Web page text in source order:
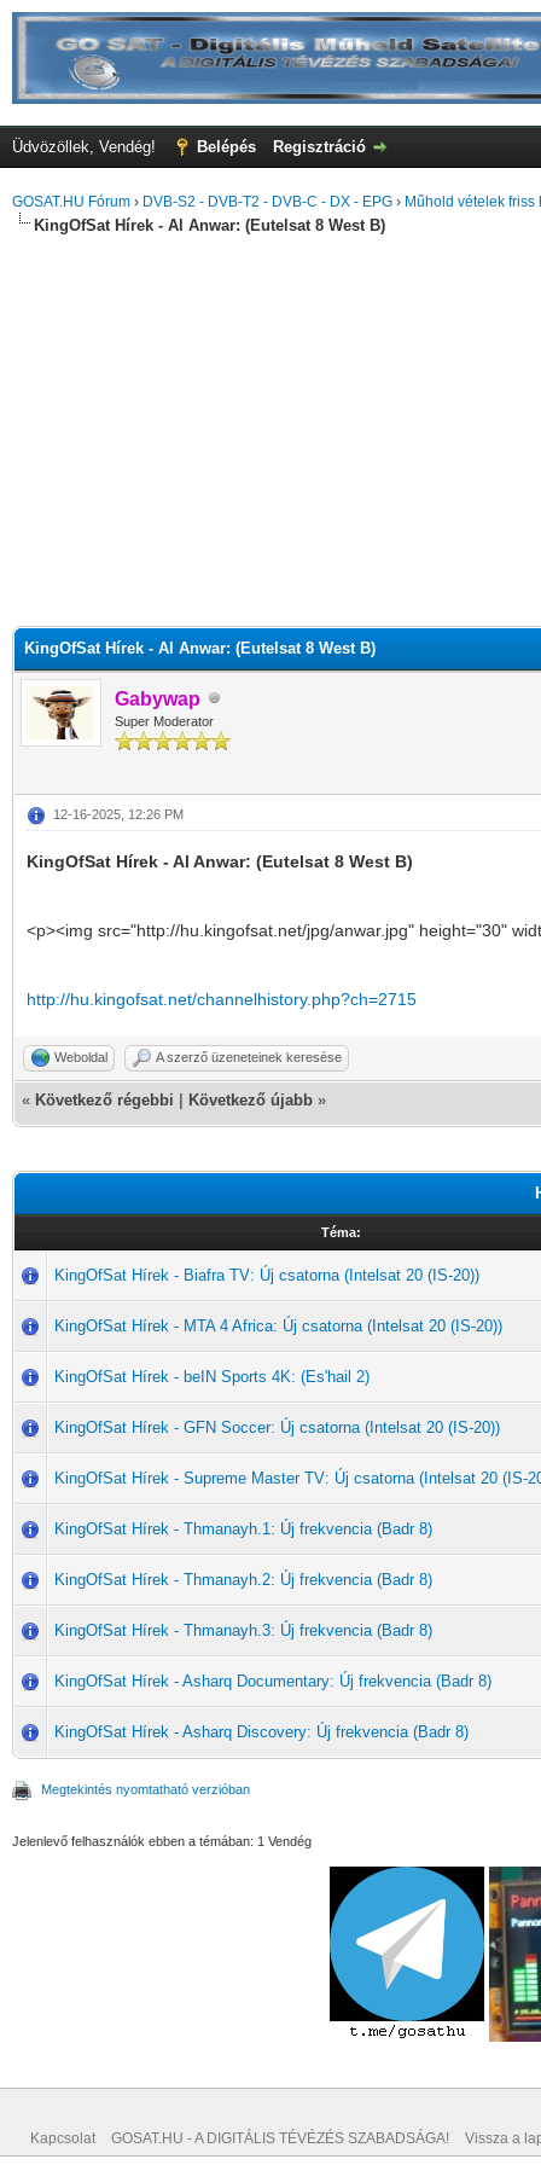
Üdvözöllek, Vendég! Belépés Regisztráció
GOSAT.HU Fórum › DVB-S2 - DVB-T2 - DVB-C - DX - EPG › Műhold vételek friss
KingOfSat Hírek - Al Anwar: (Eutelsat 8 West B)
KingOfSat Hírek - Al Anwar: (Eutelsat 8 West B)
Gabywap
Super Moderator
12-16-2025, 12:26 PM
KingOfSat Hírek - Al Anwar: (Eutelsat 8 West B)
<p><img src="http://hu.kingofsat.net/jpg/anwar.jpg" height="30"
http://hu.kingofsat.net/channelhistory.php?ch=2715
Weboldal A szerző üzeneteinek keresése
« Következő régebbi Következő újabb »
Téma:
KingOfSat Hírek - Biafra TV: Új csatorna (Intelsat 20 (IS-20))
KingOfSat Hírek - MTA 4 Africa: Új csatorna (Intelsat 20 (IS-20))
KingOfSat Hírek - beIN Sports 4K: (Es'hail 2)
KingOfSat Hírek - GFN Soccer: Új csatorna (Intelsat 20 (IS-20))
KingOfSat Hírek - Supreme Master TV: Új csatorna (Intelsat 20 (IS-
KingOfSat Hírek - Thmanayh.1: Új frekvencia (Badr 8)
KingOfSat Hírek - Thmanayh.2: Új frekvencia (Badr 8)
KingOfSat Hírek - Thmanayh.3: Új frekvencia (Badr 8)
KingOfSat Hírek - Asharq Documentary: Új frekvencia (Badr 8)
KingOfSat Hírek - Asharq Discovery: Új frekvencia (Badr 8)
Megtekintés nyomtatható verzióban
Jelenlevő felhasználók ebben a témában: 1 Vendég
Kapcsolat GOSAT.HU - A DIGITÁLIS TÉVÉZÉS SZABADSÁGA! Vissza a